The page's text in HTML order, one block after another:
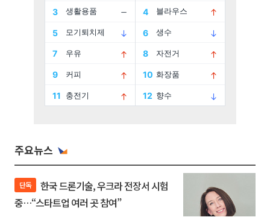
주요뉴스
단독
중…“스타트업 여러 곳 참여”